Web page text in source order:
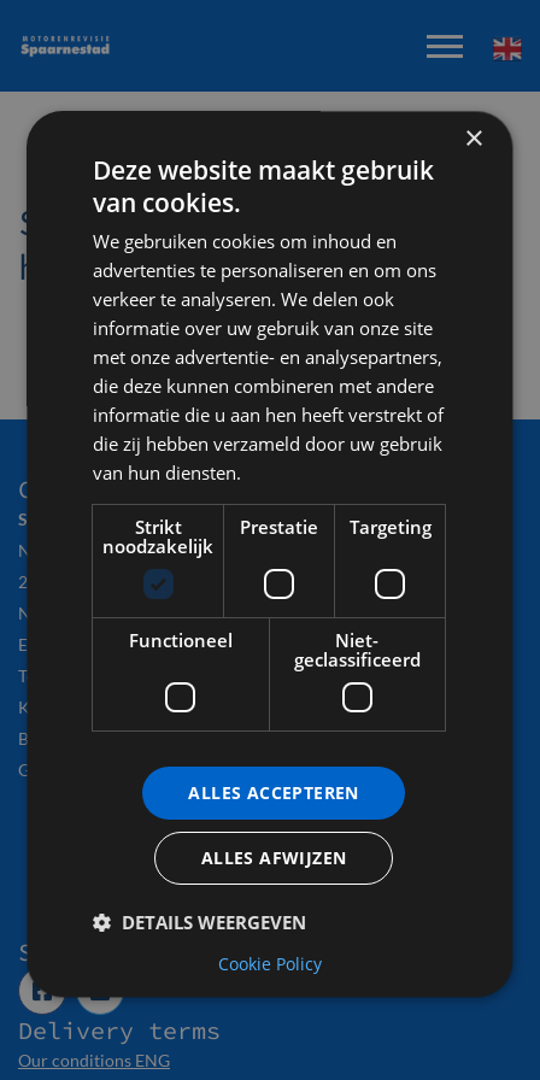
Succeeded ! your form
hes been send
Contact
SPAARNESTAD
Nijverheidsweg 27 G
2031 CN Haarlem
Netherlands
E-mail:
revisie@spaarnestad.nl
Tel: +31 (
KvK: 34061277
BTW nr: NL805937249B01
GLN nr: 8719333039480
Social
Delivery terms
Our conditions ENG
×
Deze website maakt gebruik
van cookies.
We gebruiken cookies om inhoud en
advertenties te personaliseren en om ons
verkeer te analyseren. We delen ook
informatie over uw gebruik van onze site
met onze advertentie- en analysepartners,
die deze kunnen combineren met andere
informatie die u aan hen heeft verstrekt of
die zij hebben verzameld door uw gebruik
van hun diensten.
Strikt
noodzakelijk
Prestatie Targeting
Functioneel
Niet-
geclassificeerd
ALLES ACCEPTEREN
ALLES AFWIJZEN
DETAILS WEERGEVEN
Cookie Policy